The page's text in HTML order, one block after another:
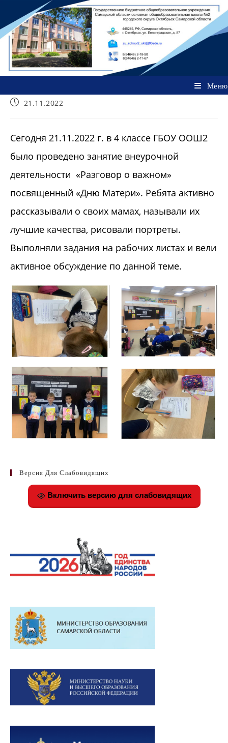
содержимому
Меню
Запись21.11.2022
Сегодня 21.11.2022 г. в 4 классе ГБОУ ООШ2
было проведено занятие внеурочной
деятельности «Разговор о важном»
посвященный «Дню Матери». Ребята активно
рассказывали о своих мамах, называли их
лучшие качества, рисовали портреты.
Выполняли задания на рабочих листах и вели
активное обсуждение по данной теме.
Версия Для Слабовидящих
Включить версию для слабовидящих